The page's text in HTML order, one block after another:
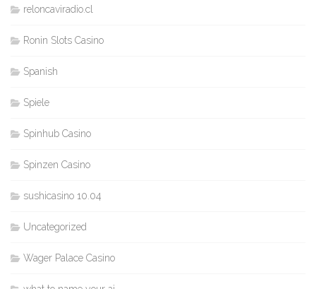
reloncaviradio.cl
Ronin Slots Casino
Spanish
Spiele
Spinhub Casino
Spinzen Casino
sushicasino 10.04
Uncategorized
Wager Palace Casino